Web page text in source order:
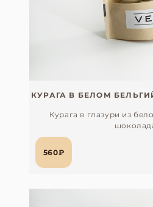
КУРАГА В БЕЛОМ
Курага в глазури из
560₽